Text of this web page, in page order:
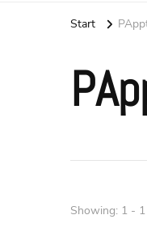
Start
Showing: 1 - 1